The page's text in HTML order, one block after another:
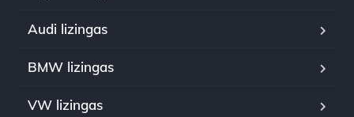
Audi lizingas
BMW lizingas
VW lizingas